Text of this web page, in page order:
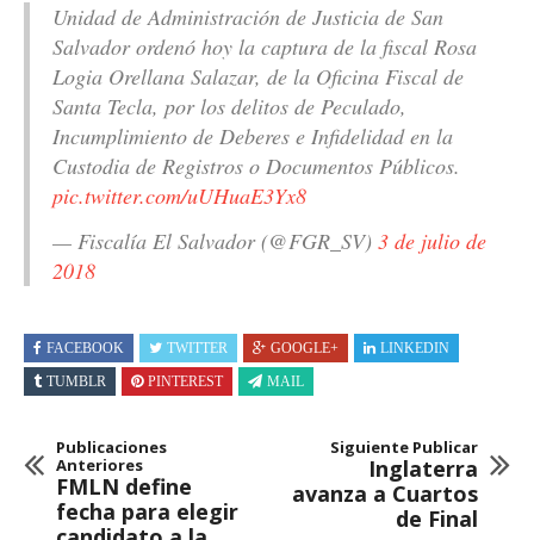
Unidad de Administración de Justicia de San
Salvador ordenó hoy la captura de la fiscal Rosa
Logia Orellana Salazar, de la Oficina Fiscal de
Santa Tecla, por los delitos de Peculado,
Incumplimiento de Deberes e Infidelidad en la
Custodia de Registros o Documentos Públicos.
pic.twitter.com/uUHuaE3Yx8
— Fiscalía El Salvador (@FGR_SV) 3 de julio de
2018
FACEBOOK TWITTER GOOGLE+
LINKEDIN
TUMBLR
PINTEREST MAIL
Publicaciones
Anteriores
FMLN define
fecha para elegir
Siguiente Publicar
Inglaterra
avanza a Cuartos
de Final